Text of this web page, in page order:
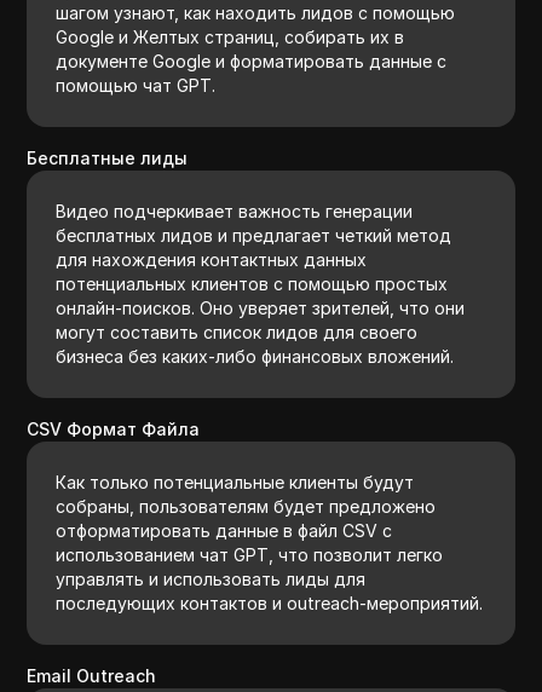
шагом узнают, как находить лидов с помощью
Google и Желтых страниц, собирать их в
документе Google и форматировать данные с
помощью чат GPT.
Бесплатные лиды
Видео подчеркивает важность генерации
бесплатных лидов и предлагает четкий метод
для нахождения контактных данных
потенциальных клиентов с помощью простых
онлайн-поисков. Оно уверяет зрителей, что они
могут составить список лидов для своего
бизнеса без каких-либо финансовых вложений.
CSV Формат Файла
Как только потенциальные клиенты будут
собраны, пользователям будет предложено
отформатировать данные в файл CSV с
использованием чат GPT, что позволит легко
управлять и использовать лиды для
последующих контактов и outreach-мероприятий.
Email Outreach